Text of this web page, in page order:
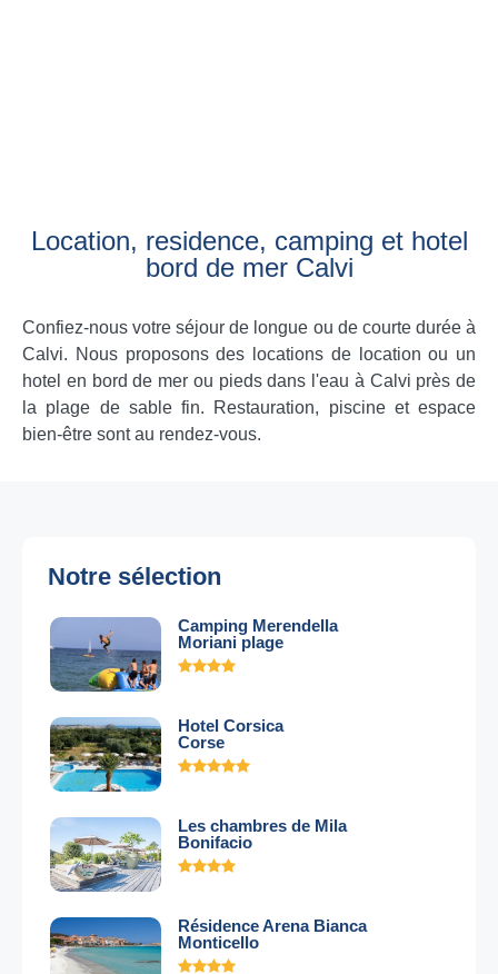
Location, residence, camping et hotel
bord de mer Calvi
Confiez-nous votre séjour de longue ou de courte durée à
Calvi. Nous proposons des locations de location ou un
hotel en bord de mer ou pieds dans l'eau à Calvi près de
la plage de sable fin. Restauration, piscine et espace
bien-être sont au rendez-vous.
Notre sélection
Camping Merendella
Moriani plage
Hotel Corsica
Corse
Les chambres de Mila
Bonifacio
Résidence Arena Bianca
Monticello